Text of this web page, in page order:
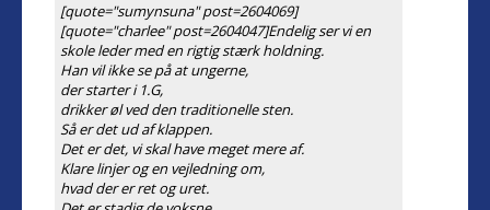
[quote="sumynsuna" post=2604069]
[quote="charlee" post=2604047]Endelig ser vi en
skole leder med en rigtig stærk holdning.
Han vil ikke se på at ungerne,
der starter i 1.G,
drikker øl ved den traditionelle sten.
Så er det ud af klappen.
Det er det, vi skal have meget mere af.
Klare linjer og en vejledning om,
hvad der er ret og uret.